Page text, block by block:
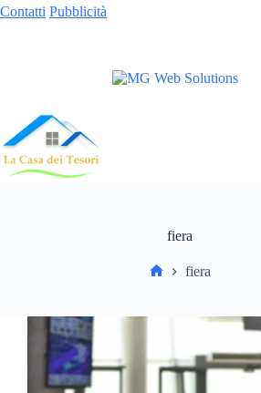
Contatti Pubblicità
fiera
fiera